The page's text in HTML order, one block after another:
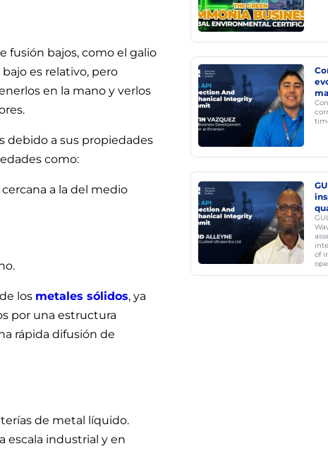
fusión bajos, como el galio
es relativo, pero
en la mano y verlos
debido a sus propiedades
como:
a la del medio
los metales sólidos, ya
por una estructura
rápida difusión de
de metal líquido.
escala industrial y en
of